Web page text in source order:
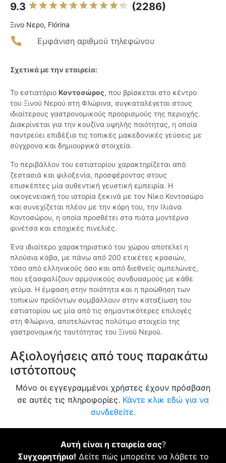
9.3 (2286)
Ξινο Νερο, Flórina
Εμφάνιση αριθμού τηλεφώνου
Σχετικά με την εταιρεία:
Το εστιατόριο Κοντοσώρος, που βρίσκεται στο κέντρο
του Ξινού Νερού στη Φλώρινα, συγκαταλέγεται στους
ιδιαίτερους γαστρονομικούς προορισμούς της περιοχής.
Διακρίνεται για την κουζίνα υψηλής ποιότητας, η οποία
παντρεύει επιδέξια τις τοπικές μακεδονικές γεύσεις με
σύγχρονα και δημιουργικά στοιχεία.
Το περιβάλλον του εστιατορίου χαρακτηρίζεται από
ζεστασιά και φιλοξενία, προσφέροντας στους
επισκέπτες μία αυθεντική γευστική εμπειρία. Η
οικογενειακή του ιστορία ξεκινά με τον Νίκο Κοντοσώρο
και συνεχίζεται πλέον με την κόρη του, την Ιλιάνα
Κοντοσώρου, η οποία προσθέτει στα πιάτα μοντέρνα
φινέτσα και εποχικές πινελιές.
Ένα ιδιαίτερο χαρακτηριστικό του χώρου αποτελεί η
πλούσια κάβα, με πάνω από 200 ετικέτες κρασιών,
τόσο από ελληνικούς όσο και από διεθνείς αμπελώνες,
που εξασφαλίζουν αρμονικούς συνδυασμούς με κάθε
γεύμα. Η έμφαση στην ποιότητα και η προώθηση των
τοπικών προϊόντων συμβάλλουν στην καταξίωση του
εστιατορίου ως μία από τις σημαντικότερες επιλογές
στη Φλώρινα, αποτελώντας πολύτιμο στοιχείο της
γαστρονομικής ταυτότητας του Ξινού Νερού.
Αξιολογήσεις από τους παρακάτω
ιστότοπους
Μόνο οι εγγεγραμμένοι χρήστες έχουν πρόσβαση
σε αυτές τις πληροφορίες. Κάντε κλικ εδώ για να
συνδεθείτε.
Αυτή είναι η εταιρεία σας?
Συγχαρητήρια! Δείτε πώς μπορείτε να λάβετε το